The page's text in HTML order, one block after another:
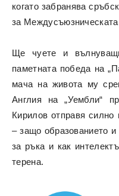
когато забранява
за
Ще чуете и
паметната победа на
мача на живота му
Англия на „Уембли“
Кирилов отправя
– защо образованието
за ръка и как
терена.